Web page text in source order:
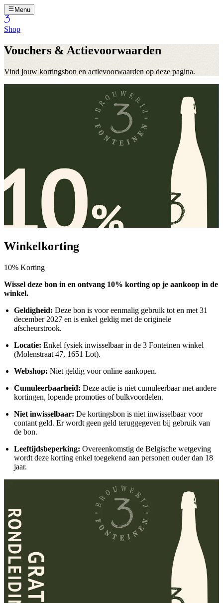
Menu
Shop
Vouchers & Actievoorwaarden
Vind jouw kortingsbon en actievoorwaarden op deze pagina.
Winkelkorting
10% Korting
Wissel deze bon in en ontvang 10% korting op je aankoop in de
winkel.
Geldigheid: Deze bon is voor eenmalig gebruik tot en met 31
december 2027 en is enkel geldig met de originele
afscheurstrook.
Locatie: Enkel fysiek inwisselbaar in de 3 Fonteinen winkel
(Molenstraat 47, 1651 Lot).
Webshop: Niet geldig voor online aankopen.
Cumuleerbaarheid: Deze actie is niet cumuleerbaar met andere
kortingen, lopende promoties of bulkvoordelen.
Niet inwisselbaar: De kortingsbon is niet inwisselbaar voor
contant geld. Er wordt geen geld teruggegeven bij gebruik van
de bon.
Leeftijdsbeperking: Overeenkomstig de Belgische wetgeving
wordt deze korting enkel toegekend aan personen ouder dan 18
jaar.